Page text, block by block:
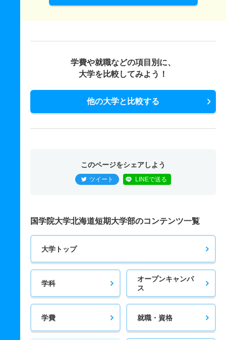
学費や就職などの項目別に、
大学を比較してみよう！
他の大学と比較する
このページをシェアしよう
ツイート LINEで送る
国学院大学北海道短期大学部のコンテンツ一覧
大学トップ
学科
オープンキャンパ
ス
学費 就職・資格